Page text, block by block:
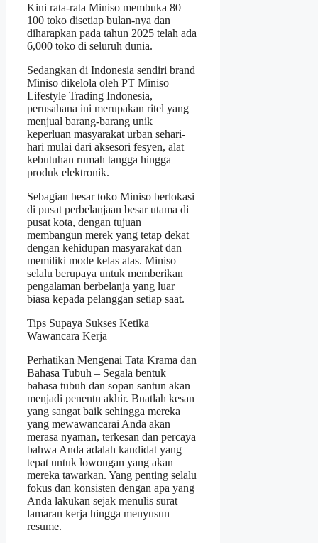
Kini rata-rata Miniso membuka 80 –
100 toko disetiap bulan-nya dan
diharapkan pada tahun 2025 telah ada
6,000 toko di seluruh dunia.
Sedangkan di Indonesia sendiri brand
Miniso dikelola oleh PT Miniso
Lifestyle Trading Indonesia,
perusahana ini merupakan ritel yang
menjual barang-barang unik
keperluan masyarakat urban sehari-
hari mulai dari aksesori fesyen, alat
kebutuhan rumah tangga hingga
produk elektronik.
Sebagian besar toko Miniso berlokasi
di pusat perbelanjaan besar utama di
pusat kota, dengan tujuan
membangun merek yang tetap dekat
dengan kehidupan masyarakat dan
memiliki mode kelas atas. Miniso
selalu berupaya untuk memberikan
pengalaman berbelanja yang luar
biasa kepada pelanggan setiap saat.
Tips Supaya Sukses Ketika
Wawancara Kerja
Perhatikan Mengenai Tata Krama dan
Bahasa Tubuh – Segala bentuk
bahasa tubuh dan sopan santun akan
menjadi penentu akhir. Buatlah kesan
yang sangat baik sehingga mereka
yang mewawancarai Anda akan
merasa nyaman, terkesan dan percaya
bahwa Anda adalah kandidat yang
tepat untuk lowongan yang akan
mereka tawarkan. Yang penting selalu
fokus dan konsisten dengan apa yang
Anda lakukan sejak menulis surat
lamaran kerja hingga menyusun
resume.